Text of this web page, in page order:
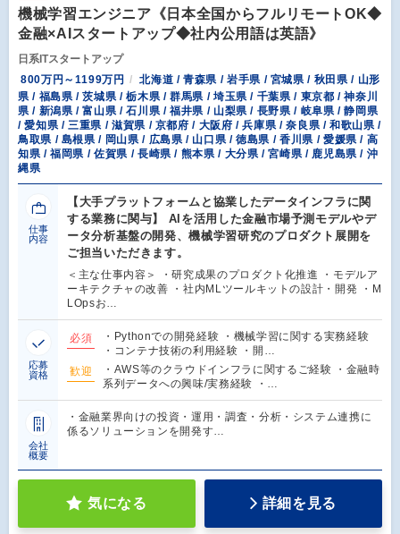
機械学習エンジニア《日本全国からフルリモートOK◆
金融×AIスタートアップ◆社内公用語は英語》
日系ITスタートアップ
800万円～1199万円
北海道 / 青森県 / 岩手県 / 宮城県 / 秋田県 / 山形
県 / 福島県 / 茨城県 / 栃木県 / 群馬県 / 埼玉県 / 千葉県 / 東京都 / 神奈川
県 / 新潟県 / 富山県 / 石川県 / 福井県 / 山梨県 / 長野県 / 岐阜県 / 静岡県
/ 愛知県 / 三重県 / 滋賀県 / 京都府 / 大阪府 / 兵庫県 / 奈良県 / 和歌山県 /
鳥取県 / 島根県 / 岡山県 / 広島県 / 山口県 / 徳島県 / 香川県 / 愛媛県 / 高
知県 / 福岡県 / 佐賀県 / 長崎県 / 熊本県 / 大分県 / 宮崎県 / 鹿児島県 / 沖
縄県
仕事
内容
【大手プラットフォームと協業したデータインフラに関
する業務に関与】 AIを活用した金融市場予測モデルやデ
ータ分析基盤の開発、機械学習研究のプロダクト展開を
ご担当いただきます。
＜主な仕事内容＞ ・研究成果のプロダクト化推進 ・モデルア
ーキテクチャの改善 ・社内MLツールキットの設計・開発 ・M
LOpsお…
応募
資格
必須
・Pythonでの開発経験 ・機械学習に関する実務経験
・コンテナ技術の利用経験 ・開…
歓迎
・AWS等のクラウドインフラに関するご経験 ・金融時
系列データへの興味/実務経験 ・…
会社
概要
・金融業界向けの投資・運用・調査・分析・システム連携に
係るソリューションを開発す…
気になる 詳細を見る